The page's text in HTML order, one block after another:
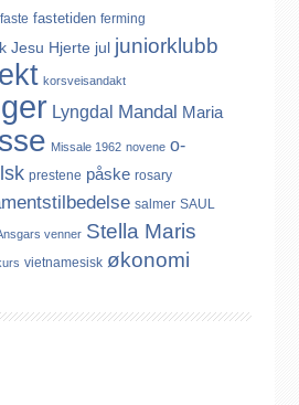
faste fastetiden ferming
Jesu Hjerte jul juniorklubb
korsveisandakt
Lyngdal Mandal Maria
Missale 1962 novene o-
prestene påske rosary
salmer SAUL
venner Stella Maris
vietnamesisk økonomi